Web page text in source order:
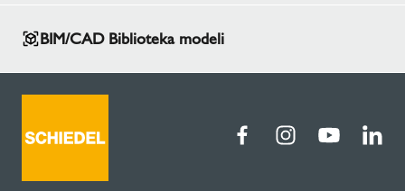
BIM/CAD Biblioteka modeli